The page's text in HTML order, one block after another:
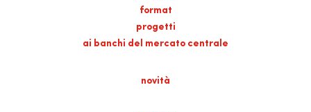
format
progetti
ai banchi del mercato centrale
novità